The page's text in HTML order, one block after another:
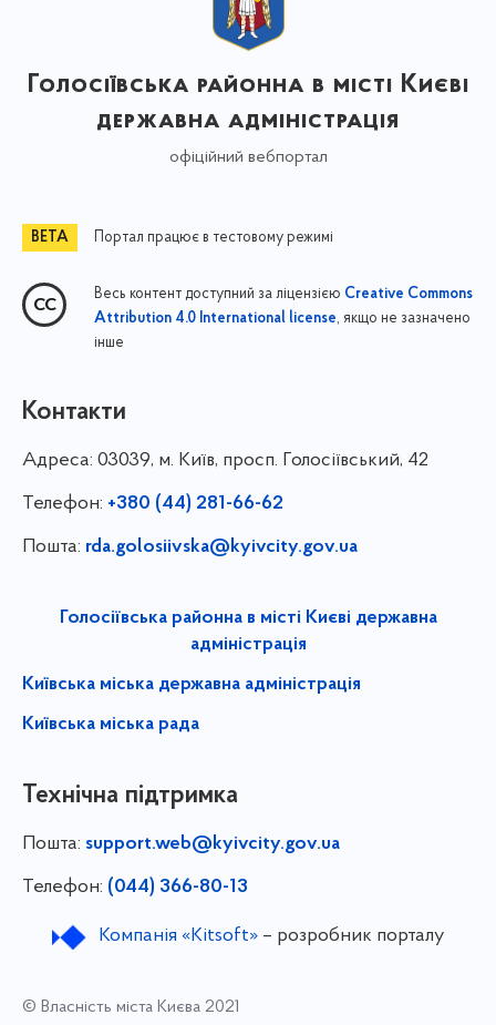
Голосіївська районна в місті Києві
державна адміністрація
офіційний вебпортал
Портал працює в тестовому режимі
Весь контент доступний за ліцензією Creative Commons
Attribution 4.0 International license, якщо не зазначено
інше
Контакти
Адреса: 03039, м. Київ, просп. Голосіївський, 42
Телефон: +380 (44) 281-66-62
Пошта: rda.golosiivska@kyivcity.gov.ua
Голосіївська районна в місті Києві державна
адміністрація
Київська міська державна адміністрація
Київська міська рада
Технічна підтримка
Пошта: support.web@kyivcity.gov.ua
Телефон: (044) 366-80-13
Компанія «Kitsoft»– розробник порталу
© Власність міста Києва 2021